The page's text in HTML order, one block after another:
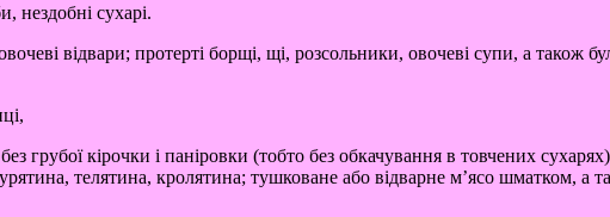
нездобні сухарі.
відвари; протерті борщі, щі, розсольники, овочеві супи, а
без грубої кірочки і паніровки (тобто без обкачування в товчених
телятина, кролятина; тушковане або відварне м’ясо шматком, а